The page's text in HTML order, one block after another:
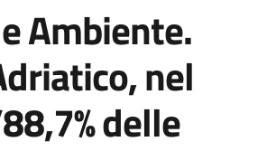
Ambiente.
nel
delle